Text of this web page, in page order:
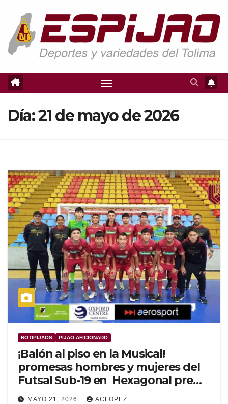
contenido
Día:21 de mayo de 2026
NOTIPIJAOS PIJAO AFICIONADO
¡Balón al piso en la Musical!
promesas hombres y mujeres del
Futsal Sub-19 en Hexagonal pre
juegos nacionales
MAYO 21, 2026 ACLOPEZ